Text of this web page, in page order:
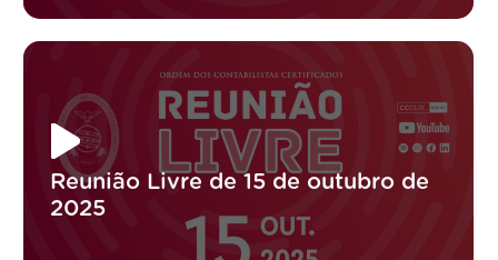
Reunião Livre de 15 de outubro de
2025